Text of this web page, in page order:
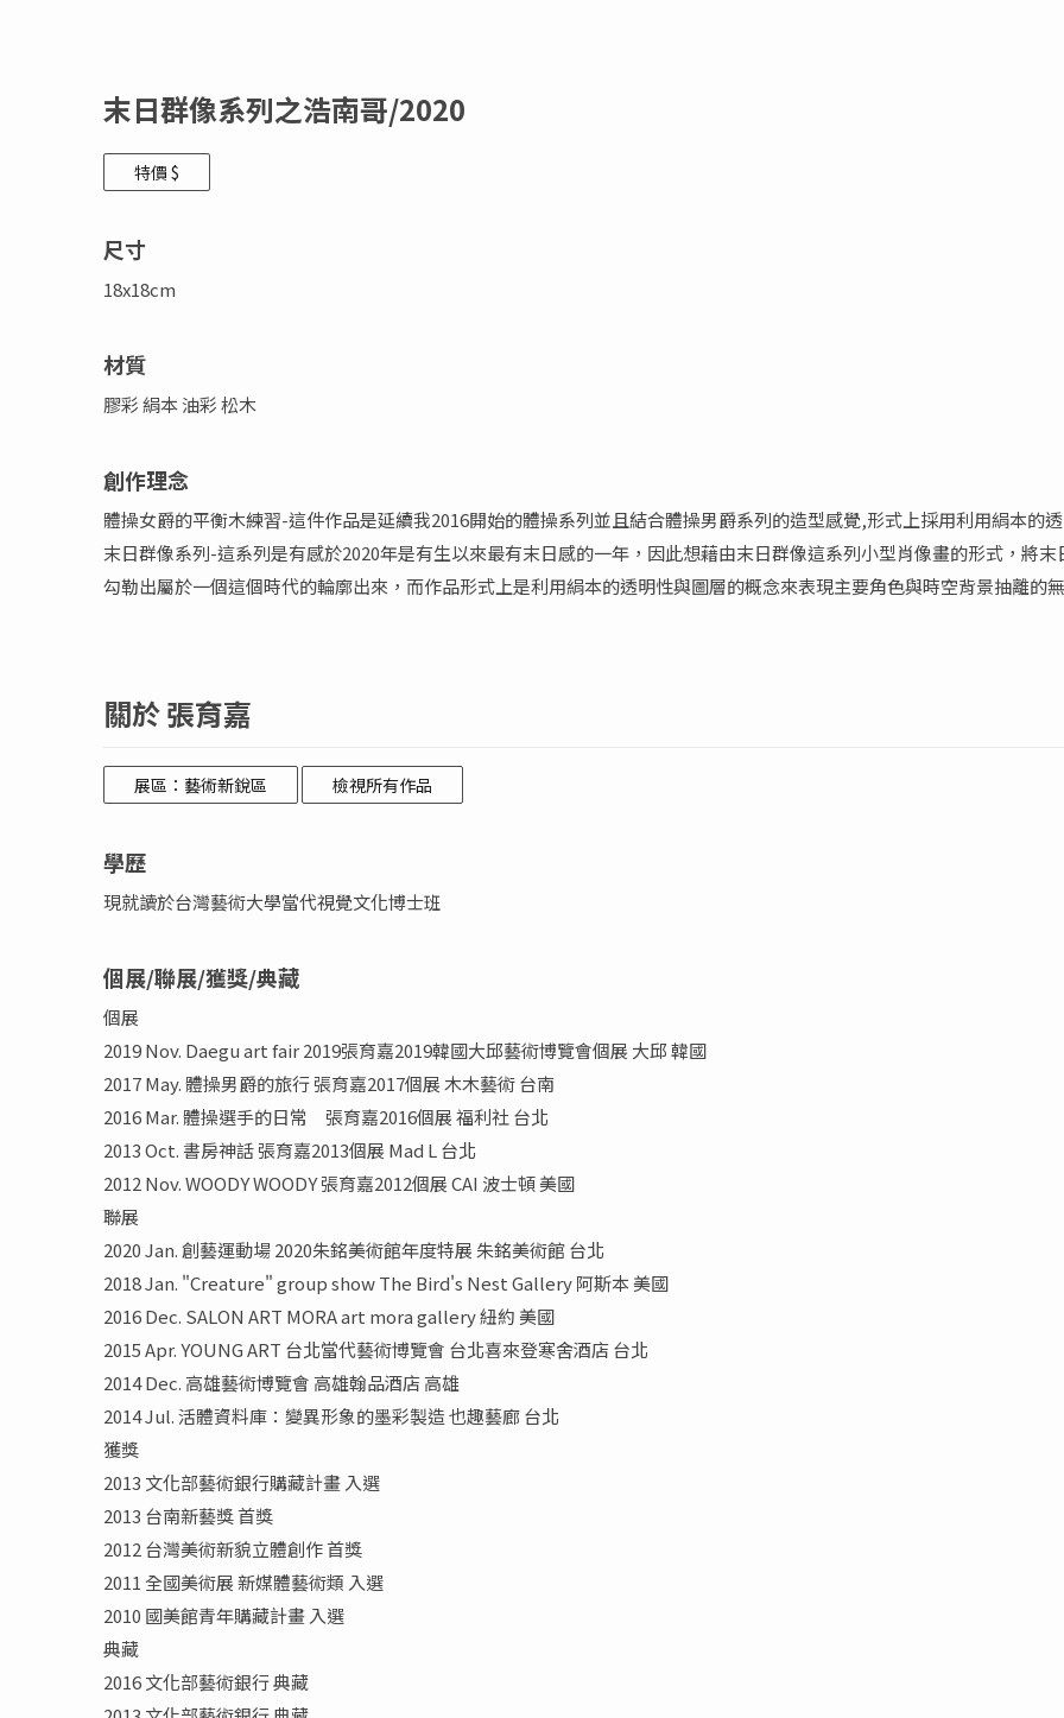
末日群像系列之浩南哥/2020
特價 $
尺寸
18x18cm
材質
膠彩 絹本 油彩 松木
創作理念
體操女爵的平衡木練習-這件作品是延續我2016開始的體操系列並且結合體操男爵系列的造型感覺,形式上採用利用絹本的
末日群像系列-這系列是有感於2020年是有生以來最有末日感的一年，因此想藉由末日群像這系列小型肖像畫的形式，將
勾勒出屬於一個這個時代的輪廓出來，而作品形式上是利用絹本的透明性與圖層的概念來表現主要角色與時空背景抽離的
關於 張育嘉
展區：藝術新銳區 檢視所有作品
學歷
現就讀於台灣藝術大學當代視覺文化博士班
個展/聯展/獲獎/典藏
個展
2019 Nov. Daegu art fair 2019張育嘉2019韓國大邱藝術博覽會個展 大邱 韓國
2017 May. 體操男爵的旅行 張育嘉2017個展 木木藝術 台南
2016 Mar. 體操選手的日常 張育嘉2016個展 福利社 台北
2013 Oct. 書房神話 張育嘉2013個展 Mad L 台北
2012 Nov. WOODY WOODY 張育嘉2012個展 CAI 波士頓 美國
聯展
2020 Jan. 創藝運動場 2020朱銘美術館年度特展 朱銘美術館 台北
2018 Jan. "Creature" group show The Bird's Nest Gallery 阿斯本 美國
2016 Dec. SALON ART MORA art mora gallery 紐約 美國
2015 Apr. YOUNG ART 台北當代藝術博覽會 台北喜來登寒舍酒店 台北
2014 Dec. 高雄藝術博覽會 高雄翰品酒店 高雄
2014 Jul. 活體資料庫：變異形象的墨彩製造 也趣藝廊 台北
獲獎
2013 文化部藝術銀行購藏計畫 入選
2013 台南新藝獎 首獎
2012 台灣美術新貌立體創作 首獎
2011 全國美術展 新媒體藝術類 入選
2010 國美館青年購藏計畫 入選
典藏
2016 文化部藝術銀行 典藏